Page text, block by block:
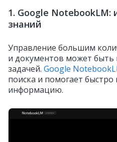
1. Google NotebookLM:
знаний
Управление большим
и документов может быть
задачей. Google
поиска и помогает
информацию.